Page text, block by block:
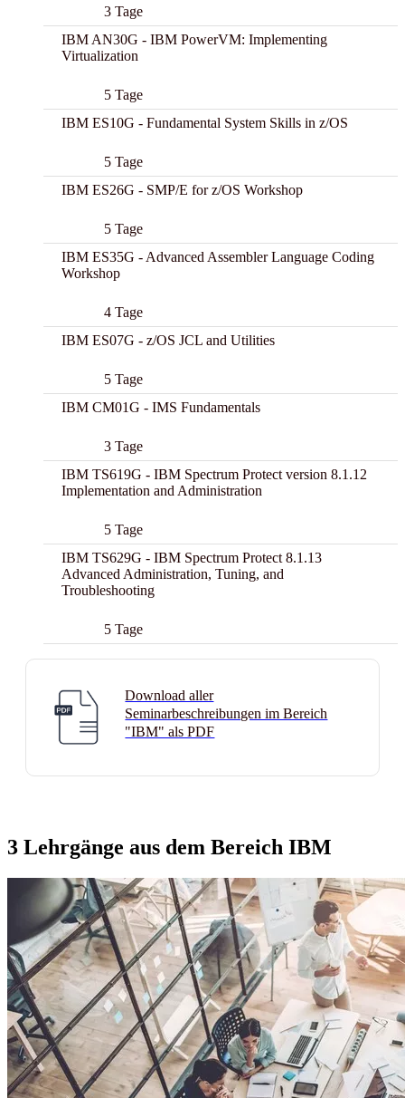
3 Tage
IBM AN30G - IBM PowerVM: Implementing
Virtualization
5 Tage
IBM ES10G - Fundamental System Skills in z/OS
5 Tage
IBM ES26G - SMP/E for z/OS Workshop
5 Tage
IBM ES35G - Advanced Assembler Language Coding
Workshop
4 Tage
IBM ES07G - z/OS JCL and Utilities
5 Tage
IBM CM01G - IMS Fundamentals
3 Tage
IBM TS619G - IBM Spectrum Protect version 8.1.12
Implementation and Administration
5 Tage
IBM TS629G - IBM Spectrum Protect 8.1.13
Advanced Administration, Tuning, and
Troubleshooting
5 Tage
Download aller
Seminarbeschreibungen im Bereich
"IBM" als PDF
3 Lehrgänge aus dem Bereich IBM